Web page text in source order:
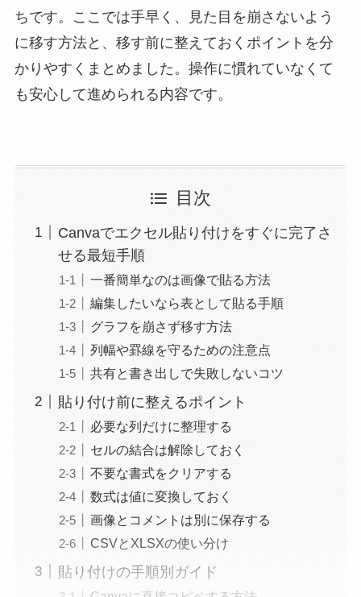
ちです。ここでは手早く、見た目を崩さないよう
に移す方法と、移す前に整えておくポイントを分
かりやすくまとめました。操作に慣れていなくて
も安心して進められる内容です。
目次
Canvaでエクセル貼り付けをすぐに完了さ
せる最短手順
一番簡単なのは画像で貼る方法
編集したいなら表として貼る手順
グラフを崩さず移す方法
列幅や罫線を守るための注意点
共有と書き出しで失敗しないコツ
貼り付け前に整えるポイント
必要な列だけに整理する
セルの結合は解除しておく
不要な書式をクリアする
数式は値に変換しておく
画像とコメントは別に保存する
CSVとXLSXの使い分け
貼り付けの手順別ガイド